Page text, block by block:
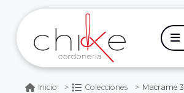
Inicio Colecciones Macrame